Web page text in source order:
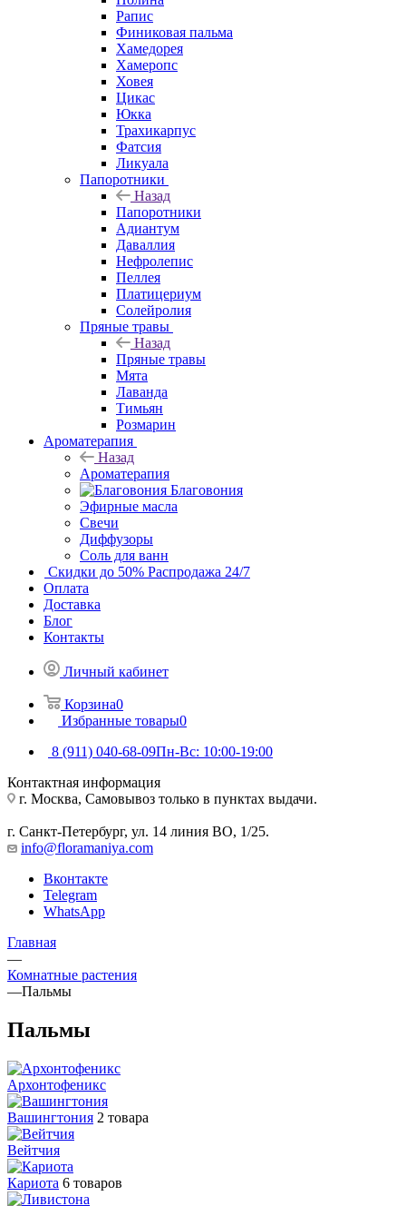
Рапис
Финиковая пальма
Хамедорея
Хамеропс
Ховея
Цикас
Юкка
Трахикарпус
Фатсия
Ликуала
Папоротники
Назад
Папоротники
Адиантум
Даваллия
Нефролепис
Пеллея
Платицериум
Солейролия
Пряные травы
Назад
Пряные травы
Мята
Лаванда
Тимьян
Розмарин
Ароматерапия
Назад
Ароматерапия
Благовония
Эфирные масла
Свечи
Диффузоры
Соль для ванн
Скидки до 50% Распродажа 24/7
Оплата
Доставка
Блог
Контакты
Личный кабинет
Корзина0
Избранные товары0
8 (911) 040-68-09Пн-Вс: 10:00-19:00
Контактная информация
г. Москва, Самовывоз только в пунктах выдачи.
г. Санкт-Петербург, ул. 14 линия ВО, 1/25.
info@floramaniya.com
Вконтакте
Telegram
WhatsApp
Главная
—
Комнатные растения
—Пальмы
Пальмы
Архонтофеникс
Вашингтония 2 товара
Вейтчия
Кариота 6 товаров